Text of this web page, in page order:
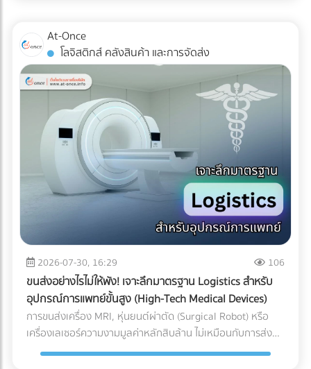
Supply Chain นวัตกรรมเปลี่ยนเกม: Solar Hybrid +
Industrial ESS ทำงานอย่างไร? ระบบนี้คือการรวมร่างกัน
ระหว่าง แผงโซลาร์เซลล์ (ผลิตไฟ) + อินเวอร์เตอร์แบบไฮบริด
(สลับแหล่งจ่ายไฟ) + แบตเตอรี่อุตสาหกรรม (กักเก็บไฟ) เมื่อมี
ระบบ Industrial ESS เข้ามา โรงงานของคุณจะเสมือนมี UPS
(เครื่องสำรองไฟ) ขนาดยักษ์คอยคุ้มกัน โดยระบบจะทำงานแบบไร้
รอยต่อ (Seamless Transition) เมื่อไฟจากการไฟฟ้าดับหรือ
กระชาก ระบบจะสลับไปดึงกระแสไฟจากแบตเตอรี่มาจ่ายให้
เครื่องจักรสำคัญ (Critical Loads) ทันทีในระดับเสี้ยววินาที ทำให้
สายการผลิตเดินหน้าต่อไปได้โดยที่เครื่องจักรไม่สะดุด ทำไมปี
2026 ถึงเป็น "จังหวะทอง" ในการลงทุนระบบ ESS? หากย้อน
กลับไปช่วงปี 2021-2022 แบตเตอรี่อุตสาหกรรมยังมีราคาสูงลิ่ว
จนหลายโรงงานถอดใจ แต่ในยุค 2026 เกมได้เปลี่ยนไปแล้วด้วย
ปัจจัยเหล่านี้: ราคาแบตเตอรี่ LFP ลดลงอย่างมีนัยสำคัญ:
เทคโนโลยีแบตเตอรี่ Lithium Iron Phosphate (LiFePO4)
สำหรับอุตสาหกรรม มีการผลิตในสเกลที่ใหญ่ขึ้นมาก ทำให้ราคา
ต่อกิโลวัตต์-ชั่วโมง (kWh) ถูกลงกว่าอดีตเกือบ 40% แถมยังมี
ความปลอดภัยสูง ไม่ติดไฟง่าย และอายุการใช้งานยาวนานกว่า
10,000 ไซเคิล (อ้างอิงจากรายงาน Bloomberg) ระบบ Peak
Shaving หั่นค่าไฟ TOU แบบอัจฉริยะ: โรงงานส่วนใหญ่ใช้ค่าไฟ
เทคโนโลยี Web-AR (Web-based Augmented Reality) Web-
AR: สัมผัสประสบการณ์ 3D โดยไม่ต้องโหลดแอปฯ ข้อเสียของ
การทำ AR ในอดีตคือลูกค้าต้องเสียเวลาดาวน์โหลด
แอปพลิเคชัน (App-based AR) ซึ่งสร้างความรำคาญใจ แต่
Web-AR ทลายข้อจำกัดนั้นทิ้งไป เพียงแค่ลูกค้าใช้กล้องสมาร์ต
โฟนสแกน QR Code บนโบรชัวร์ โมเดล 3D ของเครื่องจักรของ
คุณก็สามารถลอยขึ้นมาบนโต๊ะประชุมของพวกเขาได้ทันที! ทำไม
ธุรกิจ B2B ถึงควรใช้ Web-AR ในสื่อสิ่งพิมพ์? ย่อของใหญ่ ให้มา
อยู่บนโต๊ะประชุม: คุณไม่สามารถพกเครื่องจักรหนัก 2 ตันไปเสนอ
ขายลูกค้าได้ แต่ Web-AR ช่วยให้ลูกค้าซูมดูรายละเอียด รวมถึง
กลไกภายใน และหมุนดูสินค้าได้ 360 องศาผ่านมือถือหรือ Tablet
เปลี่ยนสิ่งพิมพ์ให้วัดผลได้ (Measurable ROI): โบรชัวร์ปกติเรา
ไม่รู้เลยว่าลูกค้าอ่านหน้าไหน แต่ Web-AR สามารถเก็บ Data ได้
ว่าลูกค้าสแกน QR Code จากพื้นที่ไหน สแกนกี่ครั้ง และใช้เวลาดู
โมเดล 3D นานเท่าไร สร้าง Wow Experience ทันที: ผู้บริหาร
B2B มีเวลาจำกัด การทำให้พวกเขา "ว้าว" ตั้งแต่ 10 วินาทีแรกที่
เห็นสินค้า ช่วยเพิ่มโอกาสในการขอเข้าพบ (Pitching) ได้มหาศาล
การลงทุนทำ Web-AR บนแคตตาล็อกสินค้าเพียงครั้งเดียว
สามารถนำไปใช้งานซ้ำได้ทั้งในงานอีเวนต์ (Exhibition) และการ
ส่ง Direct Mail ไปหาลูกค้าระดับ VIP พร้อมที่จะฉีกกฎการทำสื่อ
At-Once
โลจิสติกส์ คลังสินค้า และการจัดส่ง
2026-07-30, 16:29 106
ขนส่งอย่างไรไม่ให้พัง! เจาะลึกมาตรฐาน Logistics สำหรับ
อุปกรณ์การแพทย์ขั้นสูง (High-Tech Medical Devices)
การขนส่งเครื่อง MRI, หุ่นยนต์ผ่าตัด (Surgical Robot) หรือ
เครื่องเลเซอร์ความงามมูลค่าหลักสิบล้าน ไม่เหมือนกับการส่ง
พัสดุทั่วไป เพราะความเสียหายของเครื่องมือแพทย์ขั้นสูงเหล่านี้